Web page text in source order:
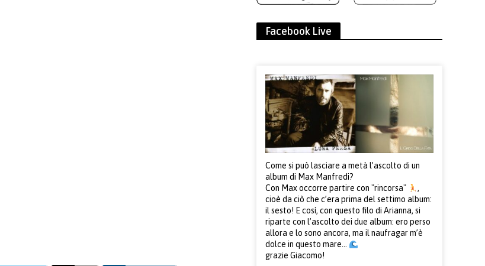
Facebook Live
Come si può lasciare a metà l’ascolto di un
album di Max Manfredi?
Con Max occorre partire con "rincorsa"
,
cioè da ciò che c’era prima del settimo album:
il sesto! E così, con questo filo di Arianna, si
riparte con l’ascolto dei due album: ero perso
allora e lo sono ancora, ma il naufragar m’è
dolce in questo mare...
grazie Giacomo!